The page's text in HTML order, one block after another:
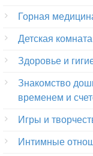
Горная
Детская
Здоровье и
Знакомство
временем и
Игры и
Интимные